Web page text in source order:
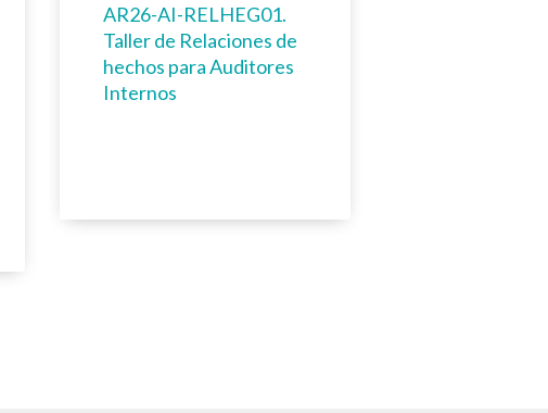
AR26-AI-RELHEG01.
Taller de Relaciones de
hechos para Auditores
Internos